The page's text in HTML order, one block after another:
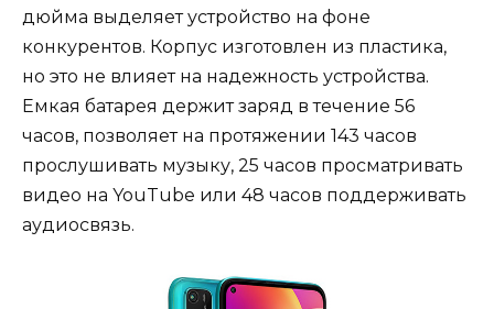
дюйма выделяет устройство на фоне
конкурентов. Корпус изготовлен из пластика,
но это не влияет на надежность устройства.
Емкая батарея держит заряд в течение 56
часов, позволяет на протяжении 143 часов
прослушивать музыку, 25 часов просматривать
видео на YouTube или 48 часов поддерживать
аудиосвязь.